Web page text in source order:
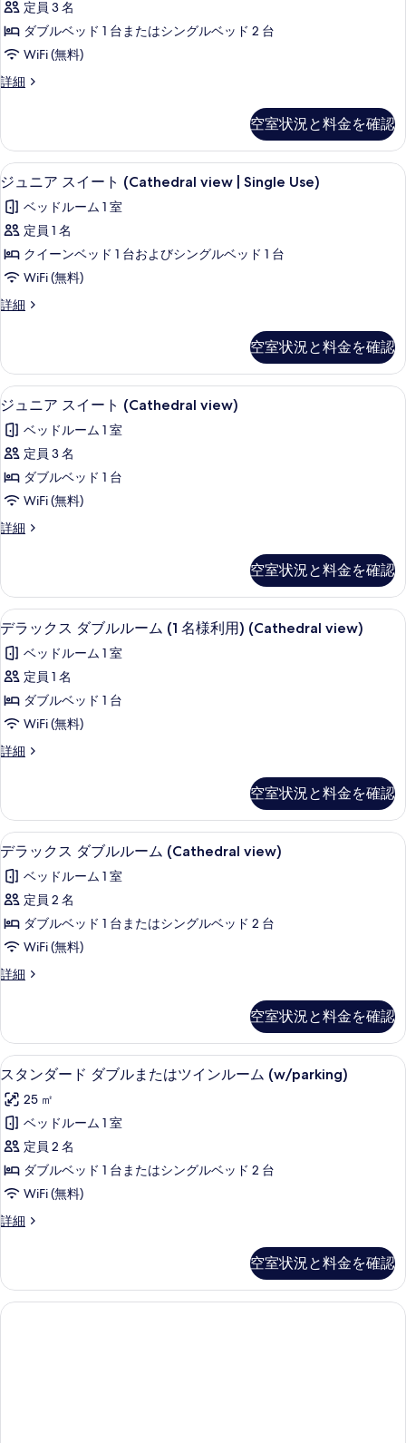
1
台
ま
た
シ
ン
グ
ル
ベ
ッ
ド
2
Use)
の
す
べ
て
の
写
真
示
す
る
ッ
ド
台
シ
ン
グ
ル
ベ
ッ
ド
2
台
(Single
Use)
細
ス
イ
ー
ブ
ル
ベ
ッ
ド
1
台
ま
シ
ン
グ
ル
ベ
ッ
ド
2
(Triple)
の
す
べ
て
の
写
真
示
す
る
定員 3 名
ダブルベッド 1 台またはシングルベッド 2 台
WiFi (無料)
詳細
ジ
ス
イ
ー
ダ
ブ
ベ
ッ
1
は
シ
ン
グ
ル
ベ
ッ
2
台
(Triple)
細
空室状況と料金を確認
ジ
ュ
ニ
ア
ス
ー
(Cathedral
view
|
Single
Use)
の
す
べ
て
写
真
を
表
示
す
る
1 室のベッドルーム、ミニバー、セ
1
ジュニア スイート (Cathedral view | Single Use)
ベッドルーム 1 室
定員 1 名
クイーンベッド 1 台およびシングルベッド 1 台
WiFi (無料)
詳細
ジ
ス
イ
ー
(Cathedral
view
Single
Use)
詳
空室状況と料金を確認
ジ
ュ
ニ
ア
ス
ー
(Cathedral
view)
の
す
べ
て
の
写
表
示
す
る
1 室のベッドルーム、ミニバー、セ
1
ジュニア スイート (Cathedral view)
ベッドルーム 1 室
定員 3 名
ダブルベッド 1 台
WiFi (無料)
詳細
ジ
ス
イ
ー
(Cathedral
view)
詳
細
空室状況と料金を確認
デ
ラ
ッ
ク
ス
ブ
ル
ー
ム
(1
名
様
利
用)
の
す
べ
て
の
写
真
を
表
る
1 室のベッドルーム、ミニバー、セ
1
デラックス ダブルルーム (1 名様利用) (Cathedral view)
ベッドルーム 1 室
定員 1 名
ダブルベッド 1 台
WiFi (無料)
詳細
デ
ス
ダ
ブ
ル
ー
(1
名
利
の
詳
細
空室状況と料金を確認
デ
ラ
ッ
ク
ス
ブ
ル
ー
ム
(Cathedral
view)
の
す
べ
て
真
を
1 室のベッドルーム、ミニバー、セ
1
デラックス ダブルルーム (Cathedral view)
ベッドルーム 1 室
定員 2 名
ダブルベッド 1 台またはシングルベッド 2 台
WiFi (無料)
詳細
デ
ス
ダ
ブ
ル
ー
ム
(Cathedral
view)
の
詳
細
空室状況と料金を確認
ス
タ
ン
ダ
ー
ド
ブ
ま
た
1 室のベッドルーム、ミニバー、セ
3
スタンダード ダブルまたはツインルーム (w/parking)
25 ㎡
ベッドルーム 1 室
定員 2 名
ダブルベッド 1 台またはシングルベッド 2 台
WiFi (無料)
詳細
ス
ー
ド
ダ
空室状況と料金を確認